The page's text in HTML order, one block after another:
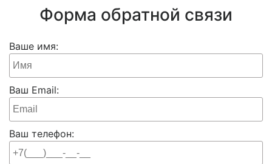
Форма обратной связи
Ваше имя:
Ваш Email:
Ваш телефон: